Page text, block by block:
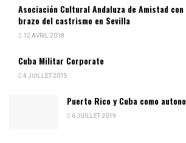
Asociación Cultural Andaluza de Amistad
brazo del castrismo en Sevilla
12 AVRIL 2018
Cuba Militar Corporate
4 JUILLET 2015
Puerto Rico y Cuba como
6 JUILLET 2019